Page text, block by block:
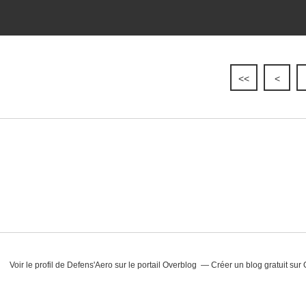
<< <
Voir le profil de Defens'Aerosur le portail Overblog Créer un blog gratuit sur